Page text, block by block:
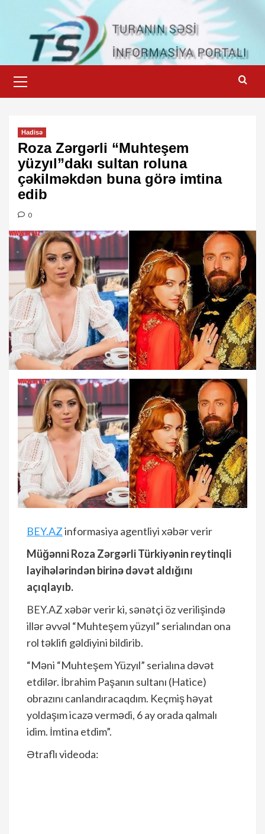
content
Menu
Hadisə
Roza Zərgərli “Muhteşem
yüzyıl”dakı sultan roluna
çəkilməkdən buna görə imtina
edib
0
BEY.AZinformasiya agentliyi xəbər verir
Müğənni Roza Zərgərli Türkiyənin reytinqli
layihələrindən birinə dəvət aldığını
açıqlayıb.
BEY.AZxəbər verir ki, sənətçi öz verilişində
illər əvvəl “Muhteşem yüzyıl” serialından ona
rol təklifi gəldiyini bildirib.
“Məni “Muhteşem Yüzyıl” serialına dəvət
etdilər. İbrahim Paşanın sultanı (Hatice)
obrazını canlandıracaqdım. Keçmiş həyat
yoldaşım icazə vermədi, 6 ay orada qalmalı
idim. İmtina etdim”.
Ətraflı videoda: